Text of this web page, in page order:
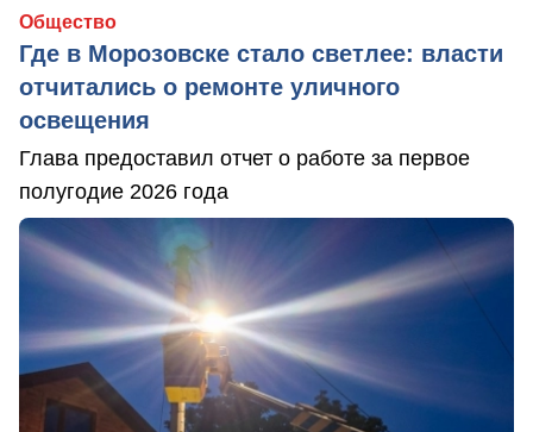
Общество
Где в Морозовске стало светлее: власти
отчитались о ремонте уличного
освещения
Глава предоставил отчет о работе за первое
полугодие 2026 года